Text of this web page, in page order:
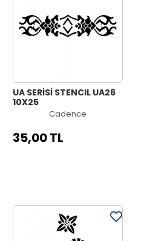
UA SERİSİ STENCIL UA26
10X25
Cadence
35,00 TL